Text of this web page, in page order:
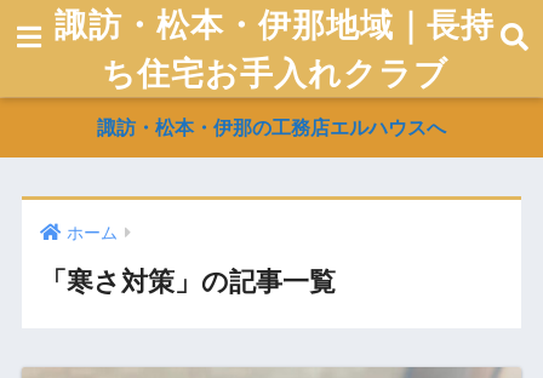
諏訪・松本・伊那地域｜長持
ち住宅お手入れクラブ
諏訪・松本・伊那の工務店エルハウスへ
ホーム
「寒さ対策」の記事一覧